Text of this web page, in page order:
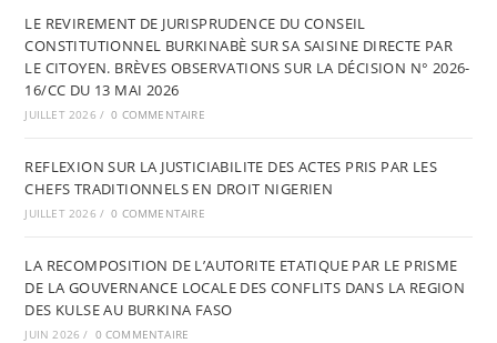
LE REVIREMENT DE JURISPRUDENCE DU CONSEIL
CONSTITUTIONNEL BURKINABÈ SUR SA SAISINE DIRECTE PAR
LE CITOYEN. BRÈVES OBSERVATIONS SUR LA DÉCISION N° 2026-
16/CC DU 13 MAI 2026
JUILLET 2026 / 0 COMMENTAIRE
REFLEXION SUR LA JUSTICIABILITE DES ACTES PRIS PAR LES
CHEFS TRADITIONNELS EN DROIT NIGERIEN
JUILLET 2026 / 0 COMMENTAIRE
LA RECOMPOSITION DE L’AUTORITE ETATIQUE PAR LE PRISME
DE LA GOUVERNANCE LOCALE DES CONFLITS DANS LA REGION
DES KULSE AU BURKINA FASO
JUIN 2026 / 0 COMMENTAIRE